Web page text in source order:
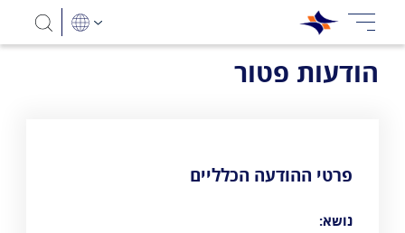
הודעות פטור
פרטי ההודעה הכלליים
נושא: